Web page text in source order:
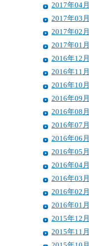
2017年04月
2017年03月
2017年02月
2017年01月
2016年12月
2016年11月
2016年10月
2016年09月
2016年08月
2016年07月
2016年06月
2016年05月
2016年04月
2016年03月
2016年02月
2016年01月
2015年12月
2015年11月